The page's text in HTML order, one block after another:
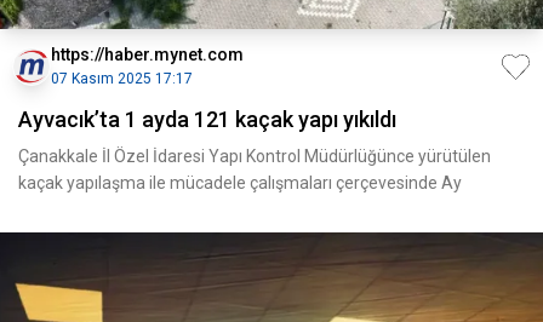
https://haber.mynet.com
07 Kasım 2025 17:17
Ayvacık’ta 1 ayda 121 kaçak yapı yıkıldı
Çanakkale İl Özel İdaresi Yapı Kontrol Müdürlüğünce yürütülen
kaçak yapılaşma ile mücadele çalışmaları çerçevesinde Ay